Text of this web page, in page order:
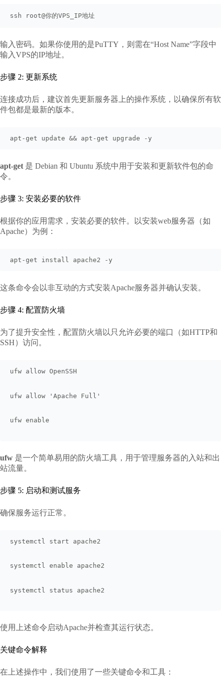
ssh root@你的VPS_IP地址
输入密码。如果你使用的是PuTTY，则需在“Host Name”字段中
输入VPS的IP地址。
步骤 2: 更新系统
连接成功后，建议首先更新服务器上的操作系统，以确保所有软
件包都是最新的版本。
apt-get update && apt-get upgrade -y
apt-get 是 Debian 和 Ubuntu 系统中用于安装和更新软件包的命
令。
步骤 3: 安装必要的软件
根据你的应用需求，安装必要的软件。以安装web服务器（如
Apache）为例：
apt-get install apache2 -y
这条命令会以非互动的方式安装Apache服务器并确认安装。
步骤 4: 配置防火墙
为了提升安全性，配置防火墙以只允许必要的端口（如HTTP和
SSH）访问。
ufw allow OpenSSH
ufw allow 'Apache Full'
ufw enable
ufw 是一个简单易用的防火墙工具，用于管理服务器的入站和出
站流量。
步骤 5: 启动和测试服务
确保服务运行正常。
systemctl start apache2
systemctl enable apache2
systemctl status apache2
使用上述命令启动Apache并检查其运行状态。
关键命令解释
在上述操作中，我们使用了一些关键命令和工具：